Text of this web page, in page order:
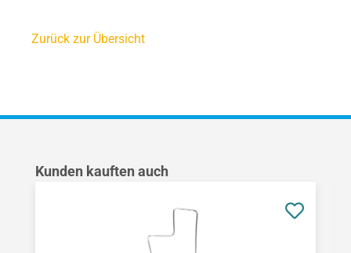
Zurück zur Übersicht
Produktgalerie überspringen
Kunden kauften auch